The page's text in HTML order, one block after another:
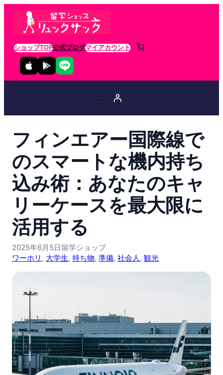
ショップTOP公式ブログマイアカウント
フィンエアー国際線で
のスマートな機内持ち
込み術：あなたのキャ
リーケースを最大限に
活用する
2025年6月5日留学ショップ
ワーホリ , 大学生, 持ち物, 準備, 社会人 , 観光